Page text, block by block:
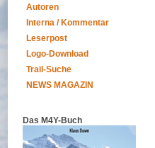
Autoren
Interna / Kommentar
Leserpost
Logo-Download
Trail-Suche
NEWS MAGAZIN
Das M4Y-Buch